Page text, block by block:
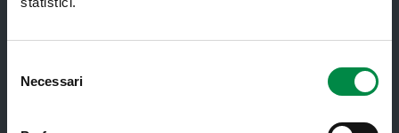
delNecessari
e CAU
Assistenza sanitaria all'estero -
Assistenza sanitaria transfrontaliera